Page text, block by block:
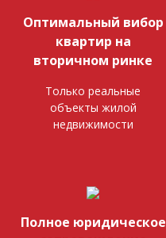
Оптимальный вибор
квартир на
вторичном ринке
Только реальные
объекты жилой
недвижимости
Полное юридическое